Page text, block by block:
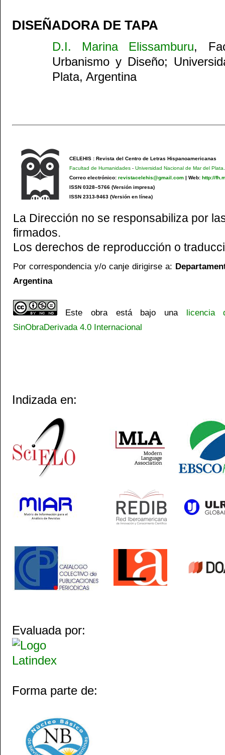
DISEÑADORA DE TAPA
D.I. Marina Elissamburu,
Urbanismo y Diseño;
Plata, Argentina
CELEHIS : Revista del Centro de Letras Hispanoamericanas
Facultad de Humanidades- Universidad Nacional de Mar del Plata
Correo electrónico: revistacelehis@gmail.com| Web: http://
ISSN 0328–5766 (Versión impresa)
ISSN 2313-9463 (Versión en línea)
La Dirección no se responsabiliza por
firmados.
Los derechos de reproducción o
Por correspondencia y/o canje dirigirse a:
Argentina
Este obra está bajo una licencia
SinObraDerivada 4.0 Internacional
Indizada en:
Evaluada por:
Forma parte de: